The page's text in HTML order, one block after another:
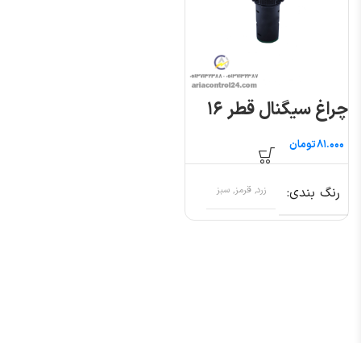
چراغ سیگنال قطر ۱۶
تومان
رنگ بندی زرد, قرمز, سبز